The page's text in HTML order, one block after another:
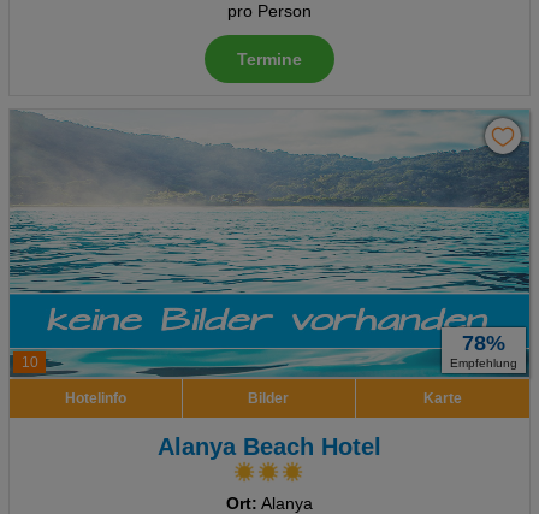
pro Person
Termine
10
78%
Empfehlung
Hotelinfo Bilder Karte
Alanya Beach Hotel
Ort: Alanya